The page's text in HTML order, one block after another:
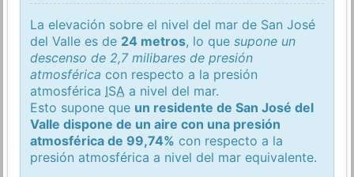
La elevación sobre el nivel del mar de San José
del Valle es de 24 metros, lo quesupone un
descenso de 2,7 milibares de presión
atmosférica con respecto a la presión
atmosférica ISA a nivel del mar.
Esto supone que un residente de San José del
Valle dispone de un aire con una presión
atmosférica de 99,74% con respecto a la
presión atmosférica a nivel del mar equivalente.